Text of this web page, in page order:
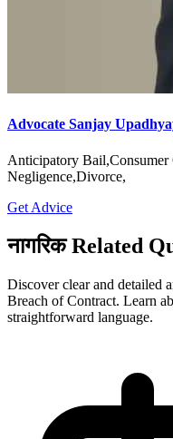
Advocate Sanjay
Anticipatory
Negligence,Divorce,
Get Advice
नागरिक Related
Discover clear and detailed
Breach of Contract. Learn
straightforward language.